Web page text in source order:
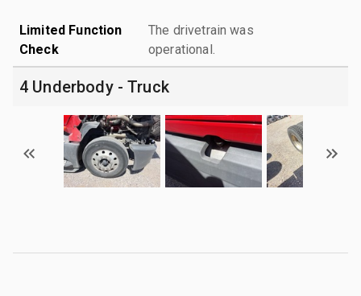
Limited Function
Check
The drivetrain was
operational.
4 Underbody - Truck